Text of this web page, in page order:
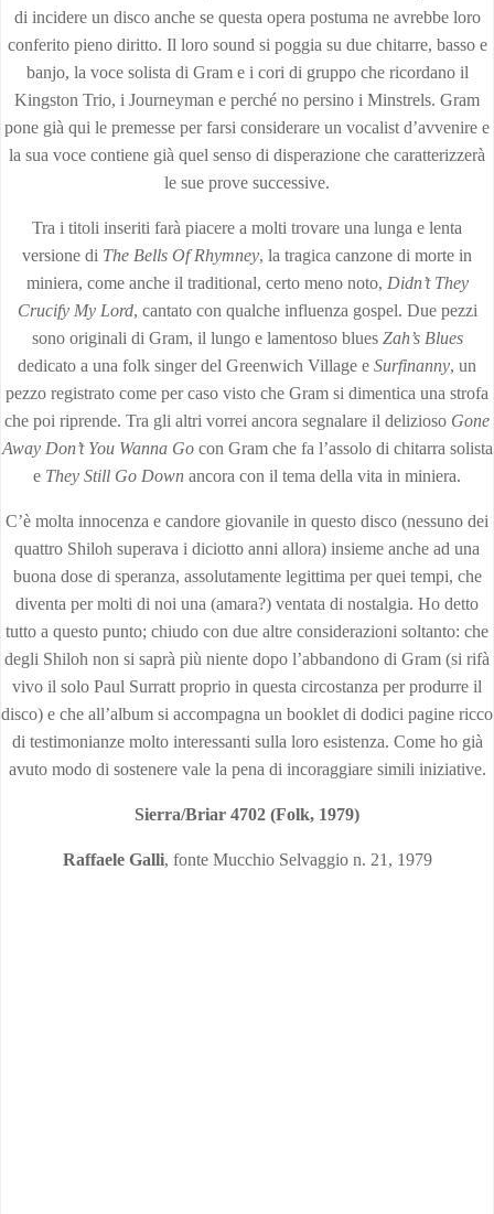
di incidere un disco anche se questa opera postuma ne avrebbe loro
conferito pieno diritto. Il loro sound si poggia su due chitarre, basso e
banjo, la voce solista di Gram e i cori di gruppo che ricordano il
Kingston Trio, i Journeyman e perché no persino i Minstrels. Gram
pone già qui le premesse per farsi considerare un vocalist d’avvenire e
la sua voce contiene già quel senso di disperazione che caratterizzerà
le sue prove successive.
Tra i titoli inseriti farà piacere a molti trovare una lunga e lenta
versione di The Bells Of Rhymney, la tragica canzone di morte in
miniera, come anche il traditional, certo meno noto, Didn’t They
Crucify My Lord, cantato con qualche influenza gospel. Due pezzi
sono originali di Gram, il lungo e lamentoso blues Zah’s Blues
dedicato a una folk singer del Greenwich Village e Surfinanny, un
pezzo registrato come per caso visto che Gram si dimentica una strofa
che poi riprende. Tra gli altri vorrei ancora segnalare il delizioso Gone
Away Don’t You Wanna Gocon Gram che fa l’assolo di chitarra solista
e They Still Go Down ancora con il tema della vita in miniera.
C’è molta innocenza e candore giovanile in questo disco (nessuno dei
quattro Shiloh superava i diciotto anni allora) insieme anche ad una
buona dose di speranza, assolutamente legittima per quei tempi, che
diventa per molti di noi una (amara?) ventata di nostalgia. Ho detto
tutto a questo punto; chiudo con due altre considerazioni soltanto: che
degli Shiloh non si saprà più niente dopo l’abbandono di Gram (si rifà
vivo il solo Paul Surratt proprio in questa circostanza per produrre il
disco) e che all’album si accompagna un booklet di dodici pagine ricco
di testimonianze molto interessanti sulla loro esistenza. Come ho già
avuto modo di sostenere vale la pena di incoraggiare simili iniziative.
Sierra/Briar 4702 (Folk, 1979)
Raffaele Galli, fonte Mucchio Selvaggio n. 21, 1979